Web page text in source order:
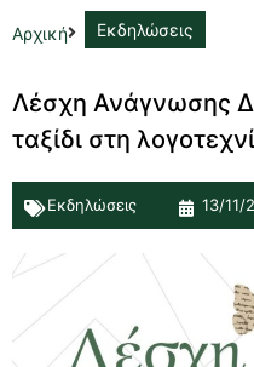
Αρχική Εκδηλώσεις
Λέσχη Ανάγνωσης
ταξίδι στη
Εκδηλώσεις 13/11/